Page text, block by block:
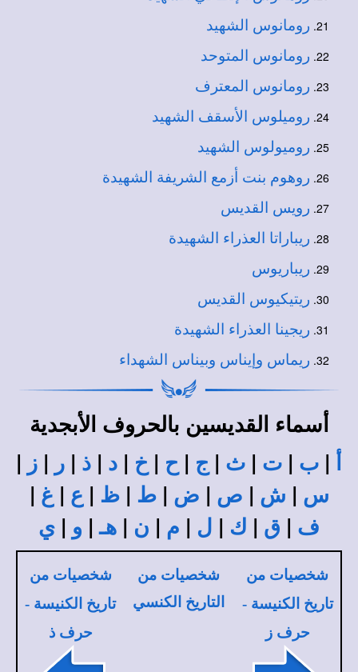
رومانوس الشهيد
رومانوس المتوحد
رومانوس المعترف
روميلوس الأسقف الشهيد
روميولوس الشهيد
روهوم بنت أزمع الشريفة الشهيدة
رويس القديس
ريباراتا العذراء الشهيدة
ريباريوس
ريتيكيوس القديس
ريجينا العذراء الشهيدة
ريماس وإيناس وبيناس الشهداء
أسماء القديسين بالحروف الأبجدية
| ب | ت | ث | ج | ح | خ | د | ذ | ر | ز |
س | ش | ص | ض |ط |ظ | ع | غ |
ف | ق | ك | ل | م | ن | هـ| و | ي
شخصيات من
تاريخ الكنيسة -
حرف ز
شخصيات من
التاريخ الكنسي
شخصيات من
تاريخ الكنيسة -
حرف ذ